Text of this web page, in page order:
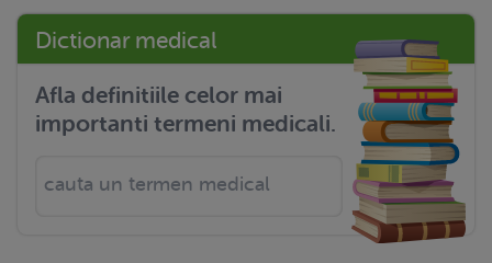
Dictionar medical
Afla definitiile celor mai
importanti termeni medicali.